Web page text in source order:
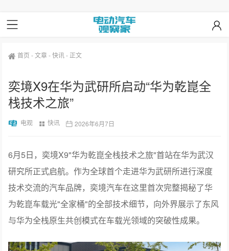
首页 -文章-快讯- 正文
奕境X9在华为武研所启动“华为乾崑全
栈技术之旅”
电观 快讯 2026年6月7日
6月5日，奕境X9"华为乾崑全栈技术之旅"首站在华为武汉
研究所正式启航。作为全球首个走进华为武研所进行深度
技术交流的汽车品牌，奕境汽车在这里首次完整揭秘了华
为乾崑车载光"全家桶"的全部技术细节，向外界展示了东风
与华为全栈原生共创模式在车载光领域的突破性成果。